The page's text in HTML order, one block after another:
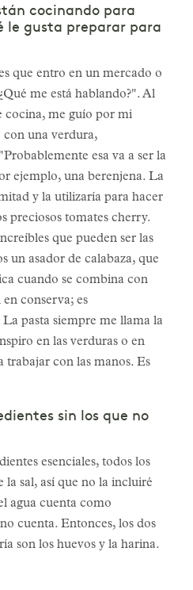
cocinando para
le gusta preparar para
que entro en un mercado o
me está hablando?". Al
cocina, me guío por mi
con una verdura,
esa va a ser la
ejemplo, una berenjena. La
y la utilizaría para hacer
preciosos tomates cherry.
que pueden ser las
un asador de calabaza, que
cuando se combina con
conserva; es
pasta siempre me llama la
en las verduras o en
trabajar con las manos. Es
sin los que no
esenciales, todos los
la sal, así que no la incluiré
agua cuenta como
cuenta. Entonces, los dos
son los huevos y la harina.